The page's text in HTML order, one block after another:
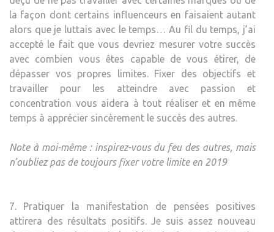
la façon dont certains influenceurs en faisaient autant
alors que je luttais avec le temps… Au fil du temps, j’ai
accepté le fait que vous devriez mesurer votre succès
avec combien vous êtes capable de vous étirer, de
dépasser vos propres limites. Fixer des objectifs et
travailler pour les atteindre avec passion et
concentration vous aidera à tout réaliser et en même
temps à apprécier sincèrement le succès des autres.
Note à moi-même : inspirez-vous du feu des autres, mais
n’oubliez pas de toujours fixer votre limite en 2019
7. Pratiquer la manifestation de pensées positives
attirera des résultats positifs. Je suis assez nouveau